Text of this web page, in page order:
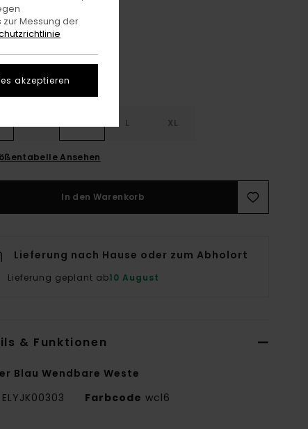
Gingham Checks
L XL
Ansehen
In den Warenkorb
Lieferung nach Hause oder zum Abholort
Lieferung geplant ab10 August
& Funktionen
Blau Wendbare Weste
ELYJK00303 Farbcode wcl6
Messung der
akzeptieren